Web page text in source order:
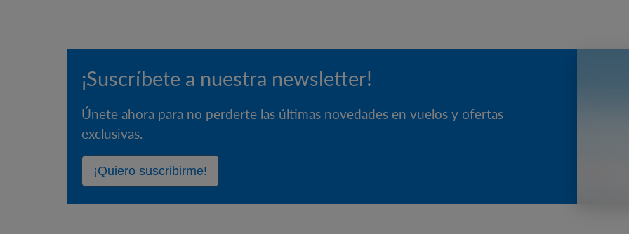
¡Suscríbete a nuestra newsletter!
Únete ahora para no perderte las últimas novedades en vuelos y ofertas
exclusivas.
¡Quiero suscribirme!